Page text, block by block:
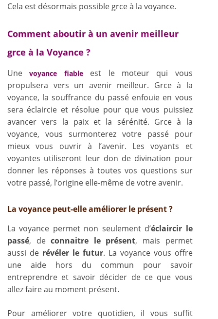
Cela est désormais possible grce à la voyance.
Comment aboutir à un avenir meilleur
grce à la Voyance ?
Une voyance fiableest le moteur qui vous
propulsera vers un avenir meilleur. Grce à la
voyance, la souffrance du passé enfouie en vous
sera éclaircie et résolue pour que vous puissiez
avancer vers la paix et la sérénité. Grce à la
voyance, vous surmonterez votre passé pour
mieux vous ouvrir à l’avenir. Les voyants et
voyantes utiliseront leur don de divination pour
donner les réponses à toutes vos questions sur
votre passé, l’origine elle-même de votre avenir.
La voyance peut-elle améliorer le présent ?
La voyance permet non seulement d’éclaircir le
passé, deconnaitre le présent, mais permet
aussi de révéler le futur. La voyance vous offre
une aide hors du commun pour savoir
entreprendre et savoir décider de ce que vous
allez faire au moment présent.
Pour améliorer votre quotidien, il vous suffit